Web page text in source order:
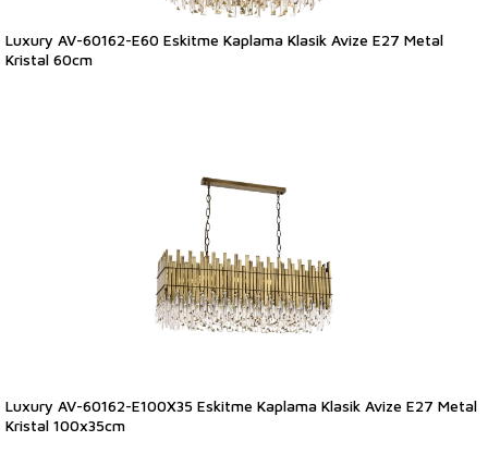
Luxury AV-60162-E60 Eskitme Kaplama Klasik Avize E27 Metal
Kristal 60cm
Luxury AV-60162-E100X35 Eskitme Kaplama Klasik Avize E27 Metal
Kristal 100x35cm